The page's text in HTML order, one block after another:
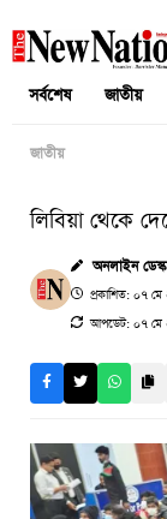
to
সর্বশেষ জাতীয়
জাতীয়
লিবিয়া থেকে
অনলাইন ডেস্ক
প্রকাশিত: ০৭
আপডেট: ০৭ মে